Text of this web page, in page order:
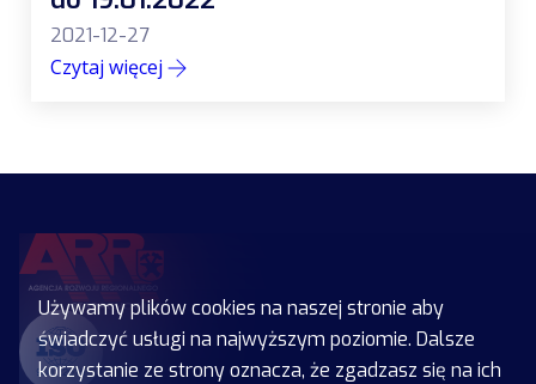
2021-12-27
Czytaj więcej
Używamy plików cookies na naszej stronie aby
świadczyć usługi na najwyższym poziomie. Dalsze
korzystanie ze strony oznacza, że zgadzasz się na ich